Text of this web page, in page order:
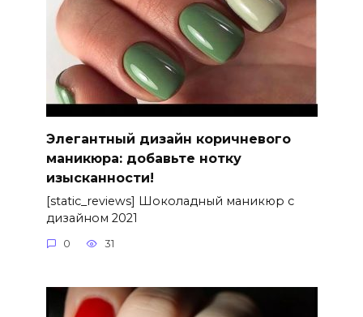
Элегантный дизайн коричневого
маникюра: добавьте нотку
изысканности!
[static_reviews] Шоколадный маникюр с
дизайном 2021
0 31